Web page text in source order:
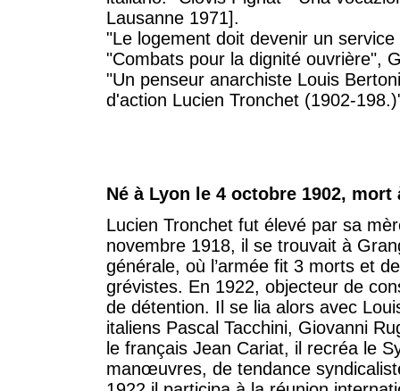
Lausanne 1971].
"Le logement doit devenir un
"Combats pour la dignité ouvrière",
"Un penseur anarchiste Louis
d'action Lucien Tronchet (1902-
Né à Lyon le 4 octobre 1902,
Lucien Tronchet fut élevé par sa
novembre 1918, il se trouvait à
générale, où l’armée fit 3 morts et
grévistes. En 1922, objecteur de
de détention. Il se lia alors avec
italiens Pascal Tacchini, Giovanni
le français Jean Cariat, il recréa le
manœuvres, de tendance